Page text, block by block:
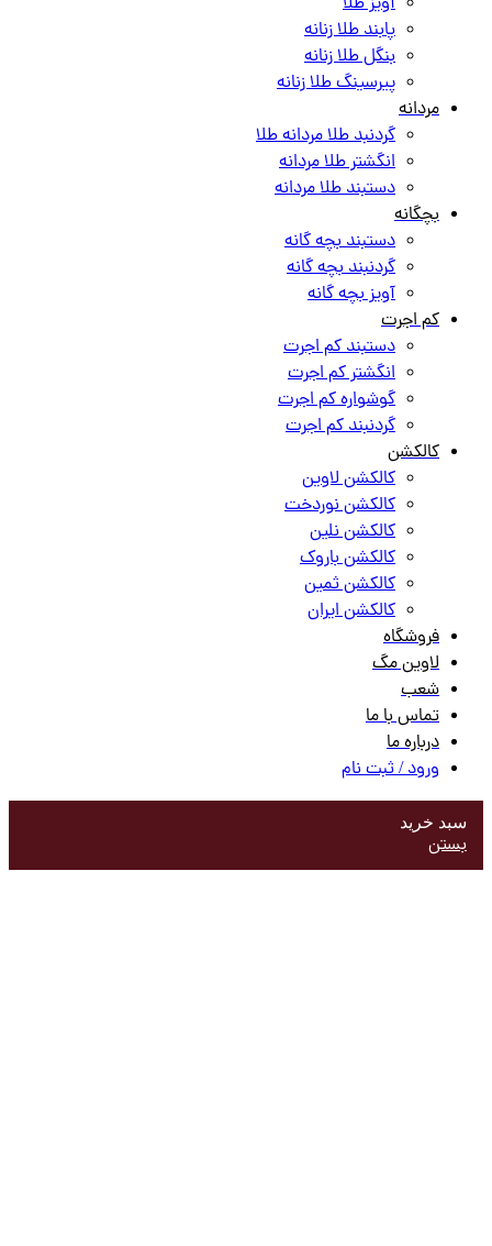
پابند طلا زنانه
بنگل طلا زنانه
پیرسینگ طلا زنانه
مردانه
گردنبد طلا مردانه طلا
انگشتر طلا مردانه
دستبند طلا مردانه
بچگانه
دستبند بچه گانه
گردنبند بچه گانه
آویز بچه گانه
کم اجرت
دستبند کم اجرت
انگشتر کم اجرت
گوشواره کم اجرت
گردنبند کم اجرت
کالکشن
کالکشن لاوین
کالکشن نوردخت
کالکشن نلین
کالکشن باروک
کالکشن ثمین
کالکشن ایران
فروشگاه
لاوین مگ
شعب
تماس با ما
درباره ما
ورود / ثبت نام
سبد خرید
بستن